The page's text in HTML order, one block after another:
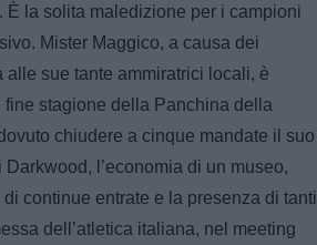
la solita maledizione per i campioni
Mister Maggico, a causa dei
sue tante ammiratrici locali, è
stagione della Panchina della
chiudere a cinque mandate il suo
l’economia di un museo,
continue entrate e la presenza di tanti
dell’atletica italiana, nel meeting